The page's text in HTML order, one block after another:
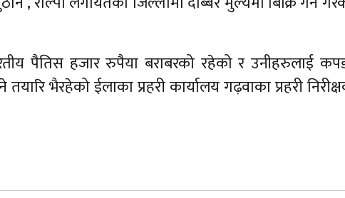
पैतिस हजार रुपैया बराबरको रहेको र उनीहरुलाई
भैरहेको ईलाका प्रहरी कार्यालय गढ़वाका प्रहरी